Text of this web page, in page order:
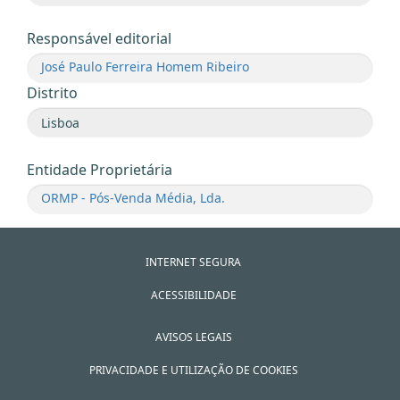
Responsável editorial
José Paulo Ferreira Homem Ribeiro
Distrito
Entidade Proprietária
ORMP - Pós-Venda Média, Lda.
INTERNET SEGURA
ACESSIBILIDADE
AVISOS LEGAIS
PRIVACIDADE E UTILIZAÇÃO DE COOKIES